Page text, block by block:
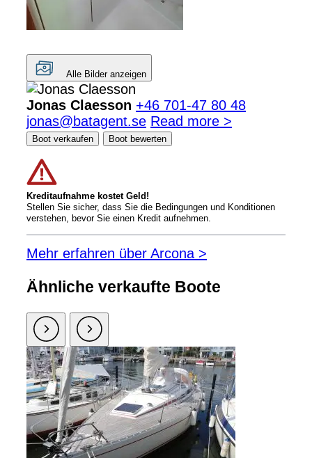
Alle Bilder anzeigen
Jonas Claesson +46 701-47 80 48
jonas@batagent.se Read more >
Boot verkaufen Boot bewerten
Kreditaufnahme kostet Geld!
Stellen Sie sicher, dass Sie die Bedingungen und Konditionen
verstehen, bevor Sie einen Kredit aufnehmen.
Mehr erfahren über Arcona >
Ähnliche verkaufte Boote